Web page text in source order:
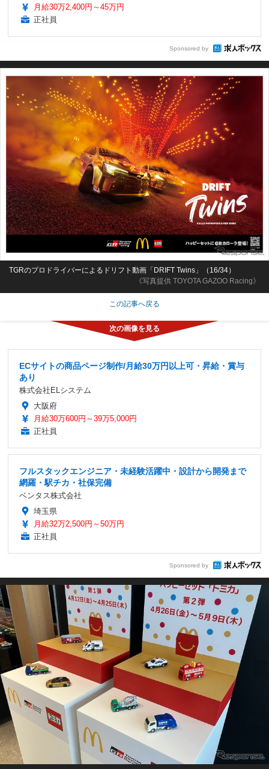
月給30万2,400円～45万円
正社員
Sponsored by
《写真提供 TOYOTA GAZOO Racing》
TGRのプロドライバーによるドリフト動画「DRIFT Twins」（16/34）
この記事へ戻る
ECサイトの商品ページ制作/月給30万円以上可・昇給・賞与
あり
株式会社ELシステム
大阪府
月給30万600円～39万5,000円
正社員
フルスタックエンジニア・未経験活躍中・設計から開発まで
網羅・駅チカ・社保完備
ベンタス株式会社
埼玉県
月給32万2,500円～50万円
正社員
Sponsored by